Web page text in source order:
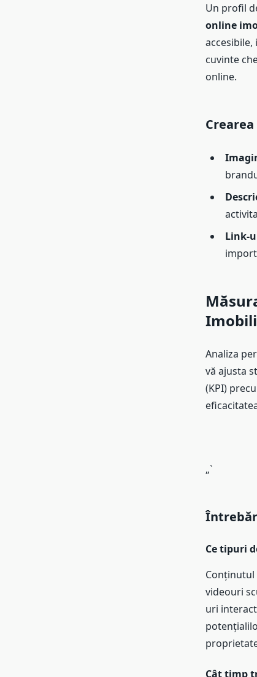
Un profil
online
cuvinte
online.
Link-
Analiza
vă ajusta
(KPI)
„`
Ce tipuri
Conținutul
videouri
uri
Cât timp